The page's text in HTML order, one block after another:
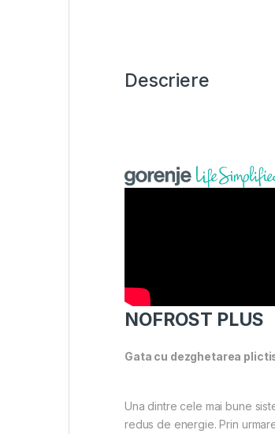
Descriere
NOFROST PLUS
Gata cu dezghetarea
Una dintre cele mai bune
redus de energie. Prin